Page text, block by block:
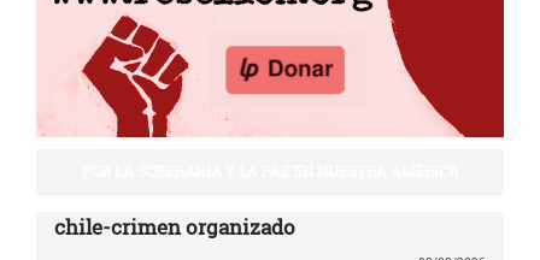
chile-crimen organizado